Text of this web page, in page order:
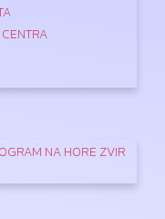
NA HORE ZVIR